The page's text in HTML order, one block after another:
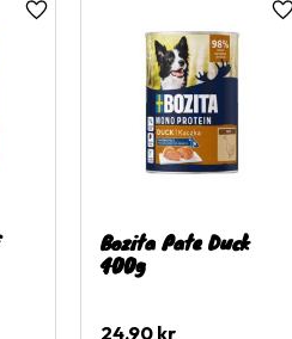
Lägg till i favoriter
Bozita Pate Duck
400g
24,90kr